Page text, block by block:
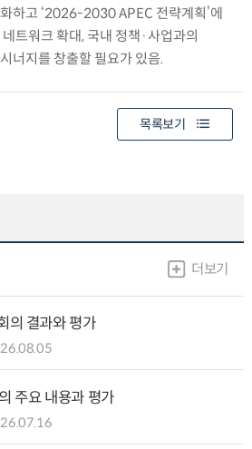
하고 ‘2026-2030 APEC 전략계획’에
트워크 확대, 국내 정책·사업과의
너지를 창출할 필요가 있음.
목록보기
더보기
의 결과와 평가
주요 내용과 평가